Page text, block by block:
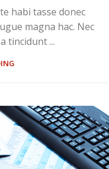
habi tasse donec
magna hac. Nec
tincidunt ...